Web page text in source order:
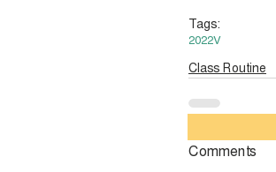
Tags:
2022V
Class Routine
Comments